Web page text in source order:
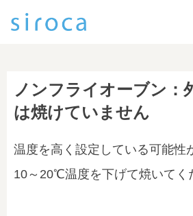
ノンフライオーブン：
は焼けていません
温度を高く設定している可能性
10～20℃温度を下げて焼いてく